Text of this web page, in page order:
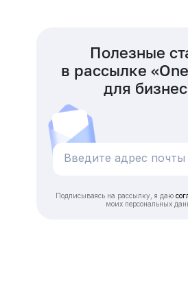
Полезные
в рассылке
для
Подписываясь на рассылку, я даю
моих персональных